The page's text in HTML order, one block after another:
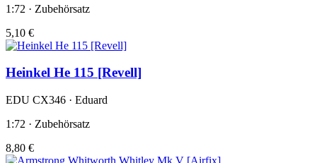
1:72 · Zubehörsatz
5,10 €
Heinkel He 115 [Revell]
EDU CX346 · Eduard
1:72 · Zubehörsatz
8,80 €